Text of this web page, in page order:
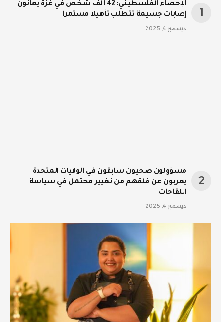
الإحصاء الفلسطيني: 42 ألف شخص في غزة يعانون
إصابات جسيمة تتطلب تأهيلا مستمرا
ديسمبر 4, 2025
مسؤولون صحيون سابقون في الولايات المتحدة
يعربون عن قلقهم من تغيير محتمل في سياسة
اللقاحات
ديسمبر 4, 2025